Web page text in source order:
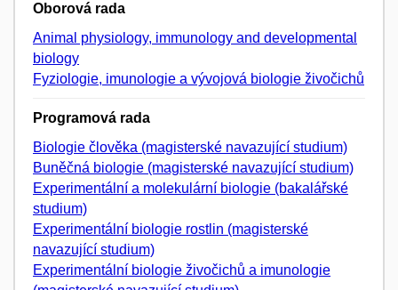
Oborová rada
Animal physiology, immunology and developmental
biology
Fyziologie, imunologie a vývojová biologie živočichů
Programová rada
Biologie člověka (magisterské navazující studium)
Buněčná biologie (magisterské navazující studium)
Experimentální a molekulární biologie (bakalářské
studium)
Experimentální biologie rostlin (magisterské
navazující studium)
Experimentální biologie živočichů a imunologie